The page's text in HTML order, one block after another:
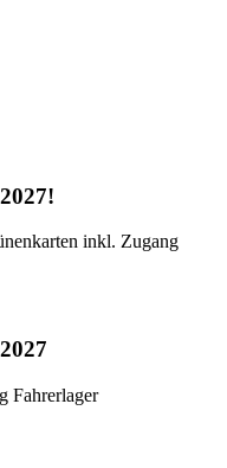
inkl. Zugang
Fahrerlager